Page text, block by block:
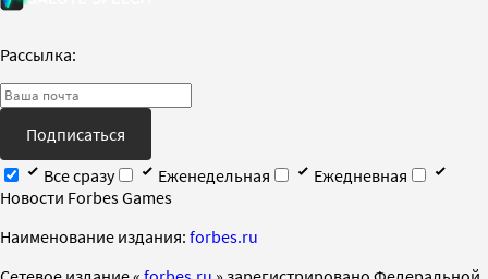
Рассылка:
Подписаться
Все сразу
Еженедельная
Ежедневная
Новости Forbes Games
Наименование издания: forbes.ru